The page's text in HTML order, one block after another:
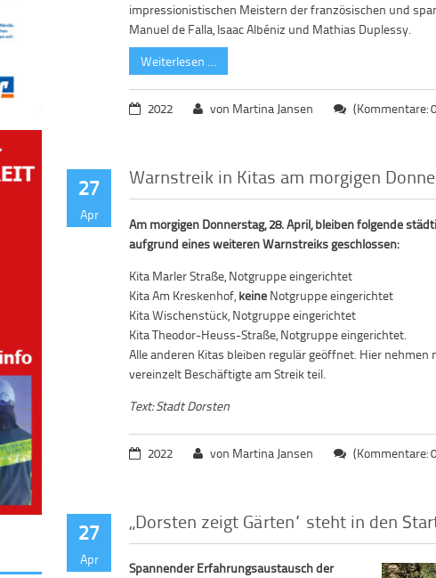
impressionistischen Meistern der französischen und
Manuel de Falla, Isaac Albéniz und Mathias Duplessy.
Weiterlesen …
2022 von Martina Jansen (Kommentare:
27
Apr
Warnstreik in Kitas am morgigen
Am morgigen Donnerstag, 28. April, bleiben folgende
aufgrund eines weiteren Warnstreiks geschlossen:
Kita Marler Straße, Notgruppe eingerichtet
Kita Am Kreskenhof, keine Notgruppe eingerichtet
Kita Wischenstück, Notgruppe eingerichtet
Kita Theodor-Heuss-Straße, Notgruppe eingerichtet.
Alle anderen Kitas bleiben regulär geöffnet. Hier nehmen
vereinzelt Beschäftigte am Streik teil.
Text: Stadt Dorsten
2022 von Martina Jansen (Kommentare:
27
Apr
„Dorsten zeigt Gärten“ steht in den
Spannender Erfahrungsaustausch der